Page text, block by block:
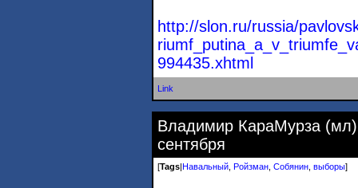
http://slon.ru/russia/
994435.xhtml
Link
Владимир КараМурза
сентября
[Tags|Навальный Ройзман Собянин выборы]